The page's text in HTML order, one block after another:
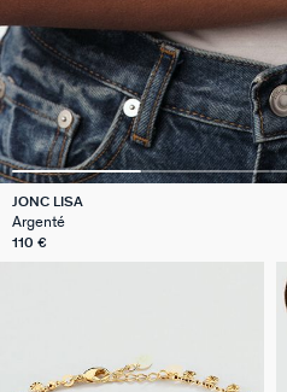
JONC LISA
Argenté
110 €